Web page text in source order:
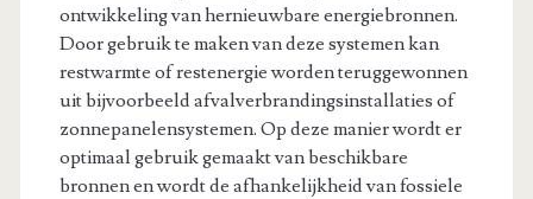
ontwikkeling van hernieuwbare energiebronnen.
Door gebruik te maken van deze systemen kan
restwarmte of restenergie worden teruggewonnen
uit bijvoorbeeld afvalverbrandingsinstallaties of
zonnepanelensystemen. Op deze manier wordt er
optimaal gebruik gemaakt van beschikbare
bronnen en wordt de afhankelijkheid van fossiele